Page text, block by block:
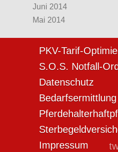
Juni 2014
Mai 2014
PKV-Tarif-
S.O.S. Notfall-
Datenschutz
Bedarfsermittlung
Impressum